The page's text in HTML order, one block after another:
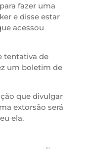
fazer uma
e disse estar
acessou
tentativa de
um boletim de
que divulgar
extorsão será
ela.